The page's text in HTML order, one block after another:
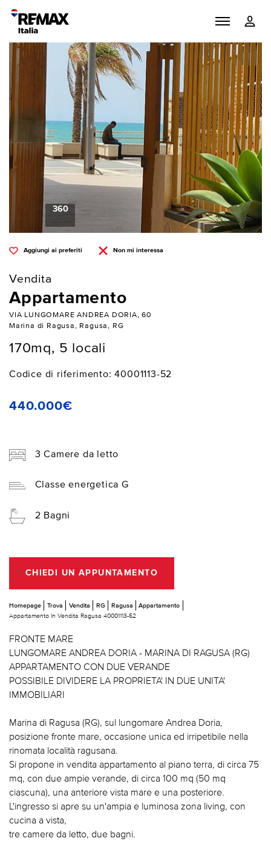
360
Aggiungi ai preferiti Non mi interessa
Vendita
Appartamento
VIA LUNGOMARE ANDREA DORIA, 60
Marina di Ragusa, Ragusa, RG
170mq, 5 locali
Codice di riferimento: 40001113-52
440.000€
3 Camere da letto
Classe energetica G
2 Bagni
CHIEDI UN APPUNTAMENTO
Homepage Trova Vendita RG Ragusa
Appartamento
Appartamento In Vendita Ragusa 40001113-52
FRONTE MARE
LUNGOMARE ANDREA DORIA - MARINA DI RAGUSA (RG)
APPARTAMENTO CON DUE VERANDE
POSSIBILE DIVIDERE LA PROPRIETA' IN DUE UNITA'
IMMOBILIARI
Marina di Ragusa (RG), sul lungomare Andrea Doria,
posizione fronte mare, occasione unica ed irripetibile nella
rinomata località ragusana.
Si propone in vendita appartamento al piano terra, di circa 75
mq, con due ampie verande, di circa 100 mq (50 mq
ciascuna), una anteriore vista mare e una posteriore.
L'ingresso si apre su un'ampia e luminosa zona living, con
cucina a vista,
tre camere da letto, due bagni.